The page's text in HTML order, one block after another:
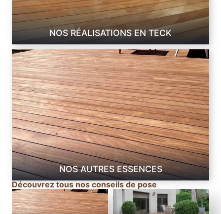
2
NOS RÉALISATIONS EN TECK
NOS AUTRES ESSENCES
Découvrez tous nos conseils de pose